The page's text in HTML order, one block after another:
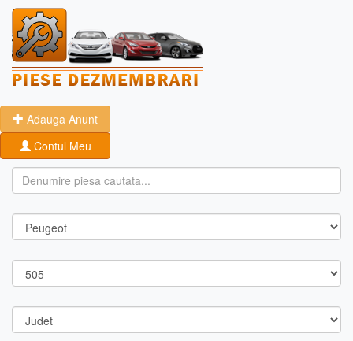
Adauga Anunt
Contul Meu